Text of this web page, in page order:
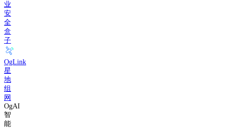
业
安
全
盒
子
OgLink
星
地
组
网
OgAI
智
能